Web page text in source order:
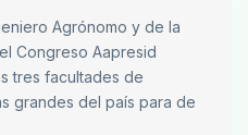
Agrónomo y de la
Congreso Aapresid
tres facultades de
grandes del país para de